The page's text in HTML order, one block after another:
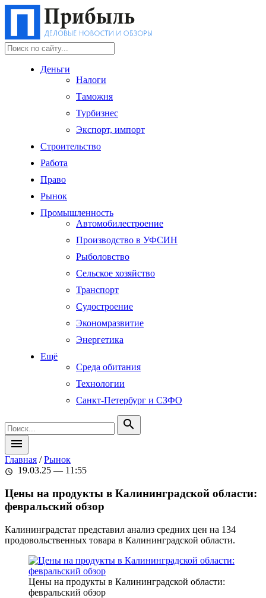
Деньги
Налоги
Таможня
Турбизнес
Экспорт, импорт
Строительство
Работа
Право
Рынок
Промышленность
Автомобилестроение
Производство в УФСИН
Рыболовство
Сельское хозяйство
Транспорт
Судостроение
Экономразвитие
Энергетика
Ещё
Среда обитания
Технологии
Санкт-Петербург и СЗФО
search
menu
Главная /Рынок
schedule 19.03.25 — 11:55
Цены на продукты в Калининградской области:
февральский обзор
Калининградстат представил анализ средних цен на 134
продовольственных товара в Калининградской области.
Цены на продукты в Калининградской области:
февральский обзор